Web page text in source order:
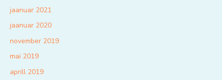
jaanuar 2021
jaanuar 2020
november 2019
mai 2019
aprill 2019